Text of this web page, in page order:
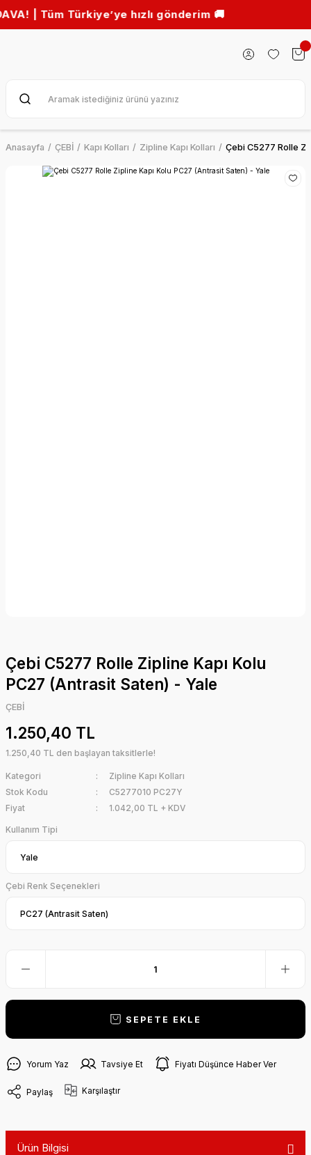
Türkiye’ye hızlı gönderim 🚚
Anasayfa ÇEBİ Kapı Kolları Zipline Kapı Kolları Çebi C5277 Rolle
Çebi C5277 Rolle Zipline Kapı Kolu
PC27 (Antrasit Saten) - Yale
ÇEBİ
1.250,40 TL
1.250,40 TL den başlayan taksitlerle!
Kategori
Zipline Kapı Kolları
Stok Kodu
C5277010 PC27Y
Fiyat
1.042,00 TL + KDV
Kullanım Tipi
Çebi Renk Seçenekleri
SEPETE EKLE
Yorum Yaz Tavsiye Et Fiyatı Düşünce Haber Ver
Paylaş Karşılaştır
Ürün Bilgisi